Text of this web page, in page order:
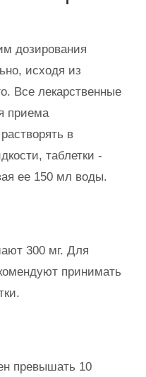
дозирования
исходя из
Все лекарственные
приема
в
таблетки -
ее 150 мл воды.
300 мг. Для
принимать
превышать 10